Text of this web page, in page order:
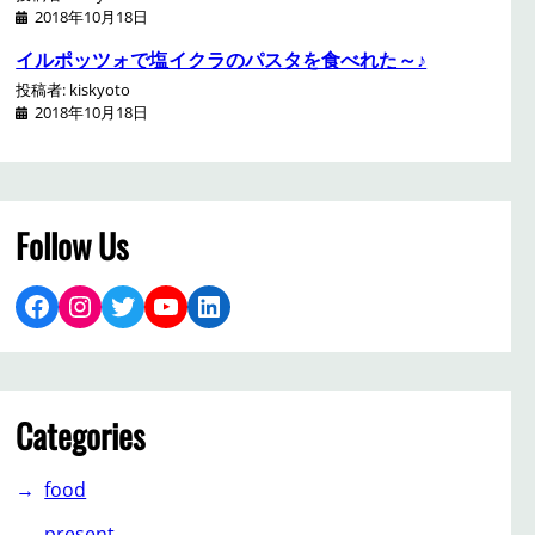
2018年10月18日
イルポッツォで塩イクラのパスタを食べれた～♪
投稿者: kiskyoto
2018年10月18日
Follow Us
Facebook Instagram Twitter YouTube LinkedIn
Categories
food